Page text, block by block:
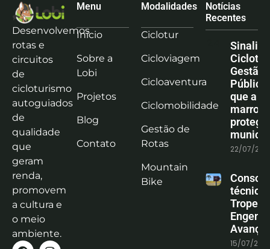
Desenvolvemos
rotas e
circuitos
de
cicloturismo
autoguiados
de
qualidade
que
geram
renda,
promovem
a cultura e
o meio
ambiente.
Menu
Início
Sobre a
Lobi
Projetos
Blog
Contato
Modalidades
Ciclotur
Cicloviagem
Cicloaventura
Ciclomobilidade
Gestão de
Rotas
Mountain
Bike
Notícias
Recentes
Gestão
que a
marrom
protege
22/07/
técnica
15/07/